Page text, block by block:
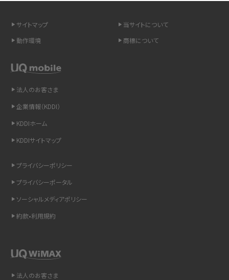
スマホのネット通信速度が遅い原因は？すぐできる対処法や見直すポイントを解
を解説
LINEの引き継ぎ方法は？対象データや事前準備・条件・注意点などを解説
非通知設定とは？184で電話をかける方法やiPhone・Androidの設定を解説
iCloudの使用容量を減らす9つの方法！使用状況の確認手順も紹介
リプライ機能とは？LINE、X（旧Twitter）、Instagram、TikTokで送る方法を解説
サイトマップ
当サイトについて
動作環境
商標について
法人のお客さま
企業情報（KDDI）
KDDIホーム
KDDIサイトマップ
プライバシーポリシー
プライバシーポータル
ソーシャルメディアポリシー
約款•利用規約
法人のお客さま